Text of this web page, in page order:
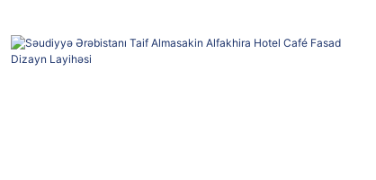
təmin etmək üçün 3D skanlama texnologiyasından